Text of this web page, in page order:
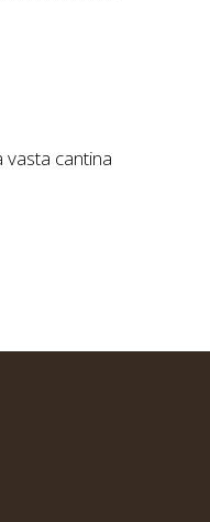
cantina